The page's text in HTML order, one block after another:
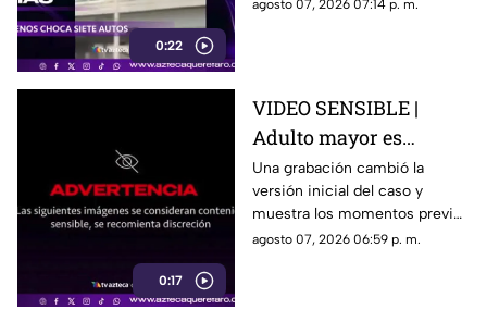
0:22
agosto 07, 2026 07:14 p. m.
0:17
VIDEO SENSIBLE |
Adulto mayor es
atropell4do por tráiler;
fue empujado antes de
m0rir
Una grabación cambió la
versión inicial del caso y
muestra los momentos previos
al atropellamiento ocurrido en
agosto 07, 2026 06:59 p. m.